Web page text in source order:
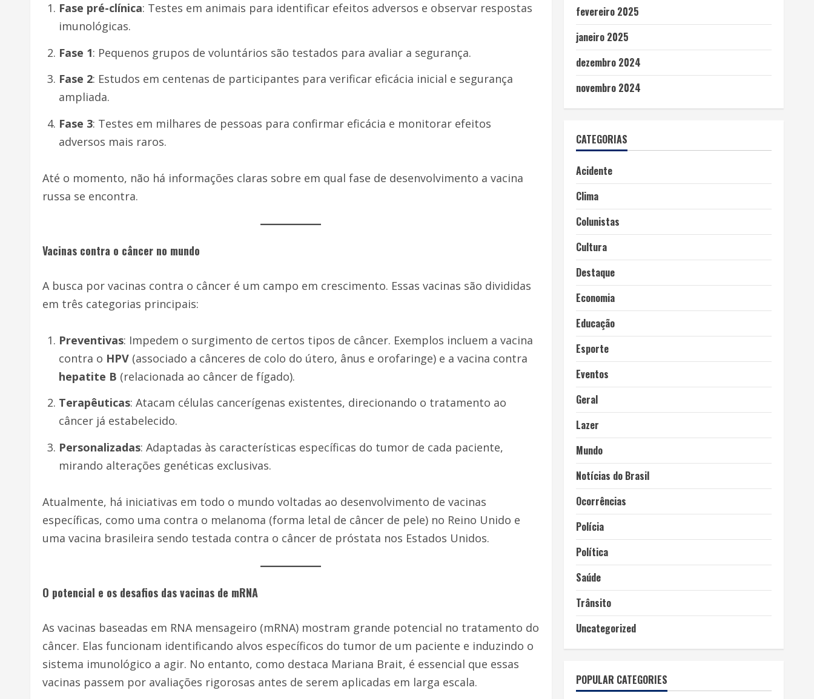
Fase pré-clínica: Testes em animais para identificar efeitos adversos e observar respostas
imunológicas.
Fase 1: Pequenos grupos de voluntários são testados para avaliar a segurança.
Fase 2: Estudos em centenas de participantes para verificar eficácia inicial e segurança
ampliada.
Fase 3: Testes em milhares de pessoas para confirmar eficácia e monitorar efeitos
adversos mais raros.
Até o momento, não há informações claras sobre em qual fase de desenvolvimento a vacina
russa se encontra.
Vacinas contra o câncer no mundo
A busca por vacinas contra o câncer é um campo em crescimento. Essas vacinas são divididas
em três categorias principais:
Preventivas: Impedem o surgimento de certos tipos de câncer. Exemplos incluem a vacina
contra o HPV (associado a cânceres de colo do útero, ânus e orofaringe) e a vacina contra
hepatite B (relacionada ao câncer de fígado).
Terapêuticas: Atacam células cancerígenas existentes, direcionando o tratamento ao
câncer já estabelecido.
Personalizadas: Adaptadas às características específicas do tumor de cada paciente,
mirando alterações genéticas exclusivas.
Atualmente, há iniciativas em todo o mundo voltadas ao desenvolvimento de vacinas
específicas, como uma contra o melanoma (forma letal de câncer de pele) no Reino Unido e
uma vacina brasileira sendo testada contra o câncer de próstata nos Estados Unidos.
O potencial e os desafios das vacinas de mRNA
As vacinas baseadas em RNA mensageiro (mRNA) mostram grande potencial no tratamento do
câncer. Elas funcionam identificando alvos específicos do tumor de um paciente e induzindo o
sistema imunológico a agir. No entanto, como destaca Mariana Brait, é essencial que essas
vacinas passem por avaliações rigorosas antes de serem aplicadas em larga escala.
fevereiro 2025
janeiro 2025
dezembro 2024
novembro 2024
CATEGORIAS
Acidente
Clima
Colunistas
Cultura
Destaque
Economia
Educação
Esporte
Eventos
Geral
Lazer
Mundo
Notícias do Brasil
Ocorrências
Polícia
Política
Saúde
Trânsito
Uncategorized
POPULAR CATEGORIES